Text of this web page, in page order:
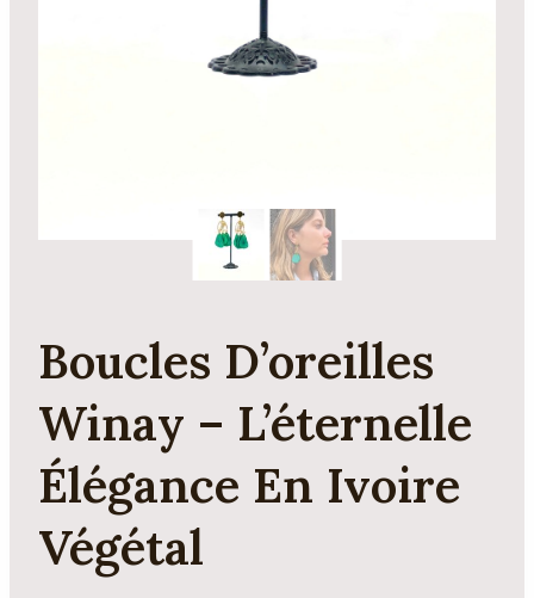
Boucles D’oreilles
Winay – L’éternelle
Élégance En Ivoire
Végétal